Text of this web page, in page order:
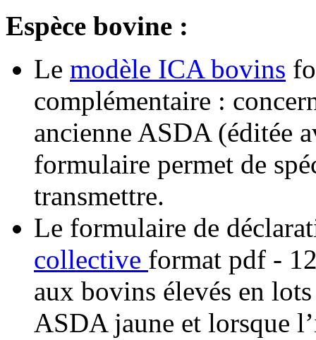
Espèce bovine :
Le modèle ICA bovins
complémentaire :
ancienne ASDA (éditée
formulaire permet de
transmettre.
Le formulaire de
collective format pdf -
aux bovins élevés en
ASDA jaune et lorsque